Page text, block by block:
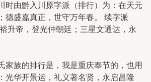
时由黔入川原字派（排行）为：在天元
德盛嘉真正，世守万年春。 续字派
升帝，登光仲朝廷；三星文通达，永
族的排行是，我是重庆奉节的，也用
光华开景运，礼义著名贤，永启昌隆